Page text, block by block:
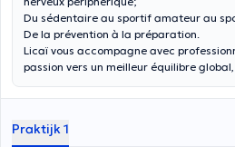
Du sédentaire au sportif amateur au
De la prévention à la préparation.
Licaï vous accompagne avec
passion vers un meilleur équilibre
Praktijk 1